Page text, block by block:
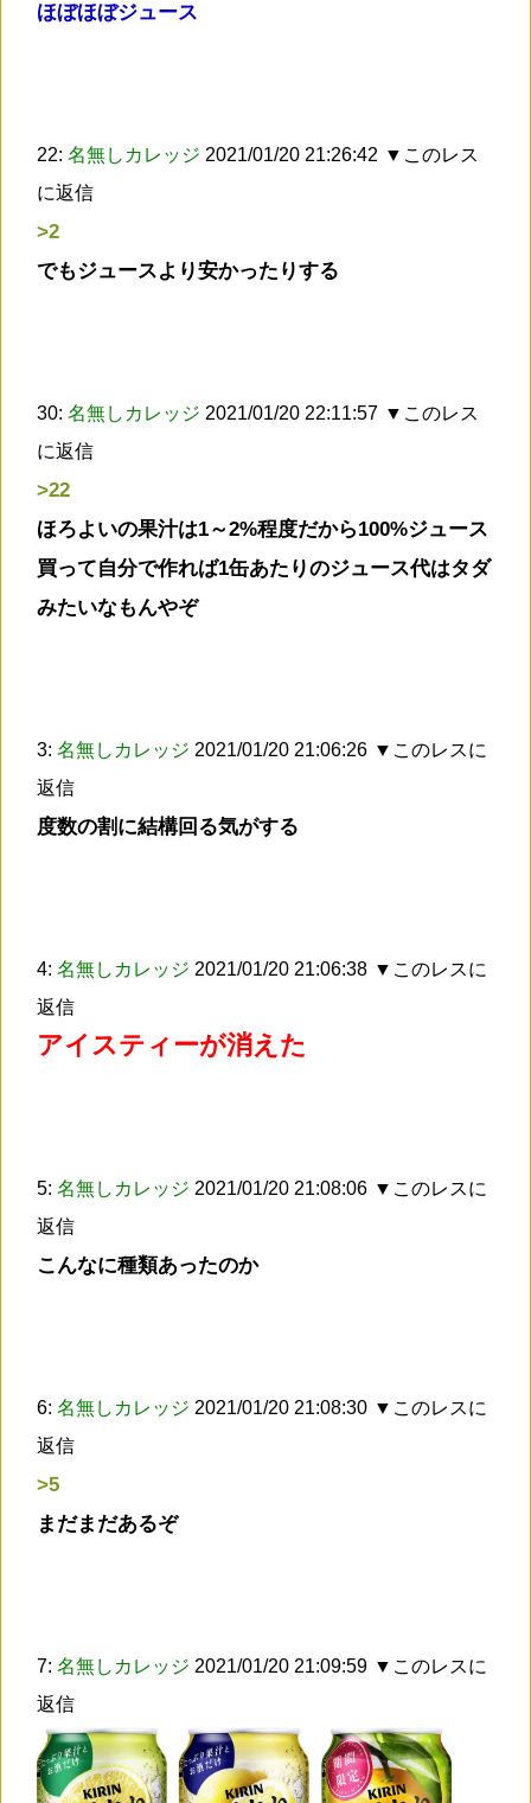
ほぼほぼジュース
22: 名無しカレッジ 2021/01/20 21:26:42 ▼このレス
に返信
>2
でもジュースより安かったりする
30: 名無しカレッジ 2021/01/20 22:11:57 ▼このレス
に返信
>22
ほろよいの果汁は1～2%程度だから100%ジュース
買って自分で作れば1缶あたりのジュース代はタダ
みたいなもんやぞ
3: 名無しカレッジ 2021/01/20 21:06:26 ▼このレスに
返信
度数の割に結構回る気がする
4: 名無しカレッジ 2021/01/20 21:06:38 ▼このレスに
返信
アイスティーが消えた
5: 名無しカレッジ 2021/01/20 21:08:06 ▼このレスに
返信
こんなに種類あったのか
6: 名無しカレッジ 2021/01/20 21:08:30 ▼このレスに
返信
>5
まだまだあるぞ
7: 名無しカレッジ 2021/01/20 21:09:59 ▼このレスに
返信